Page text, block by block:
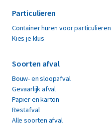
Particulieren
Container huren voor particulieren
Kies je klus
Soorten afval
Bouw- en sloopafval
Gevaarlijk afval
Papier en karton
Restafval
Alle soorten afval